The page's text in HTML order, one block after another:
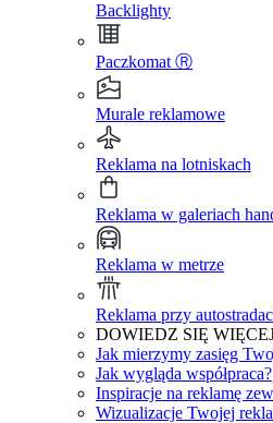
Backlighty
Paczkomat Ⓡ
Murale reklamowe
Reklama na lotniskach
Reklama w galeriach
Reklama w metrze
Reklama przy
DOWIEDZ SIĘ
Jak mierzymy zasięg
Jak wygląda współpraca?
Inspiracje na reklamę
Wizualizacje Twojej